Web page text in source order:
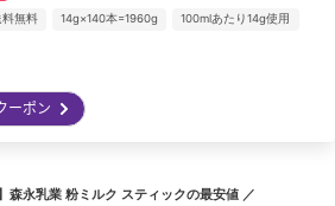
料無料 14g×140本=1960g 100mlあたり14g使用
ーポン
森永乳業 粉ミルク スティックの最安値 ／